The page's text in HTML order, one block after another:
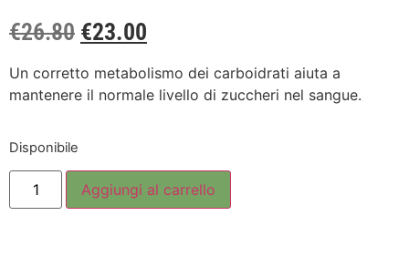
€26.80 €23.00
Un corretto metabolismo dei carboidrati aiuta a
mantenere il normale livello di zuccheri nel sangue.
Disponibile
Aggiungi al carrello